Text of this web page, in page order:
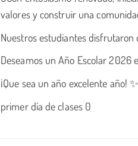
valores y construir una
Nuestros estudiantes
Deseamos un Año Escolar 2026
¡Que sea un año excelente año! ✨
primer día de clases 0